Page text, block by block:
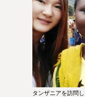
タンザニアを訪問